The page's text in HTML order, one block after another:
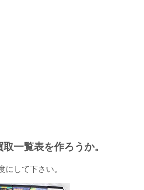
一覧表を作ろうか。
して下さい。